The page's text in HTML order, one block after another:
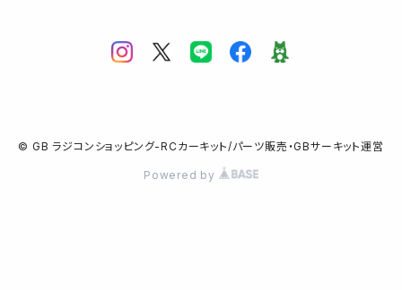
© GB ラジコンショッピング-RCカーキット/パーツ販売・GBサーキット運営
Powered by